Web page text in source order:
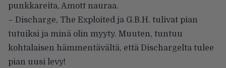
punkkareita, Amott nauraa.
– Discharge, The Exploited ja G.B.H. tulivat pian
tutuiksi ja minä olin myyty. Muuten, tuntuu
kohtalaisen hämmentävältä, että Dischargelta tulee
pian uusi levy!